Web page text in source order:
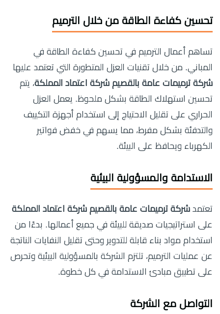
تحسين كفاءة الطاقة من خلال الترميم
تساهم أعمال الترميم في تحسين كفاءة الطاقة في
المباني. من خلال تقنيات العزل المتطورة التي تعتمد عليها
شركة ترميمات عامة بالقصيم شركة اعتماد المملكة، يتم
تحسين استهلاك الطاقة بشكل ملحوظ. يعمل العزل
الحراري على تقليل الاحتياج إلى استخدام أجهزة التكييف
والتدفئة بشكل مفرط، مما يسهم في خفض فواتير
الكهرباء ويحافظ على البيئة.
الاستدامة والمسؤولية البيئية
تعتمد شركة ترميمات عامة بالقصيم شركة اعتماد المملكة
على استراتيجيات صديقة للبيئة في جميع أعمالها. بدءًا من
استخدام مواد بناء قابلة للتدوير وحتى تقليل النفايات الناتجة
عن عمليات الترميم، تلتزم الشركة بالمسؤولية البيئية وتحرص
على تطبيق مبادئ الاستدامة في كل خطوة.
التواصل مع الشركة